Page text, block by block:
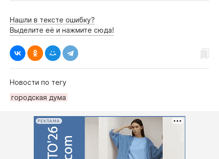
Нашли в тексте ошибку?
Выделите её и нажмите сюда!
Новости по тегу
городская дума
РЕКЛАМА